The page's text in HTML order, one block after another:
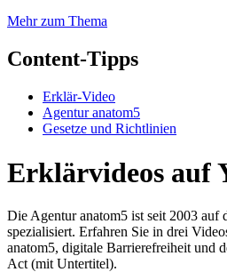
Mehr zum Thema
Content-Tipps
Erklär-Video
Agentur anatom5
Gesetze und Richtlinien
Erklärvideos auf
Die Agentur anatom5 ist seit 2003 auf
spezialisiert. Erfahren Sie in drei
anatom5, digitale Barrierefreiheit und
Act (mit Untertitel).